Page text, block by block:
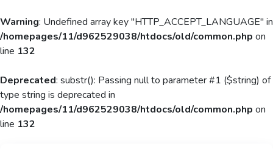
Warning: Undefined array key "HTTP_ACCEPT_LANGUAGE" in
/homepages/11/d962529038/htdocs/old/common.php on
line 132
Deprecated: substr(): Passing null to parameter #1 ($string) of
type string is deprecated in
/homepages/11/d962529038/htdocs/old/common.php on
line 132